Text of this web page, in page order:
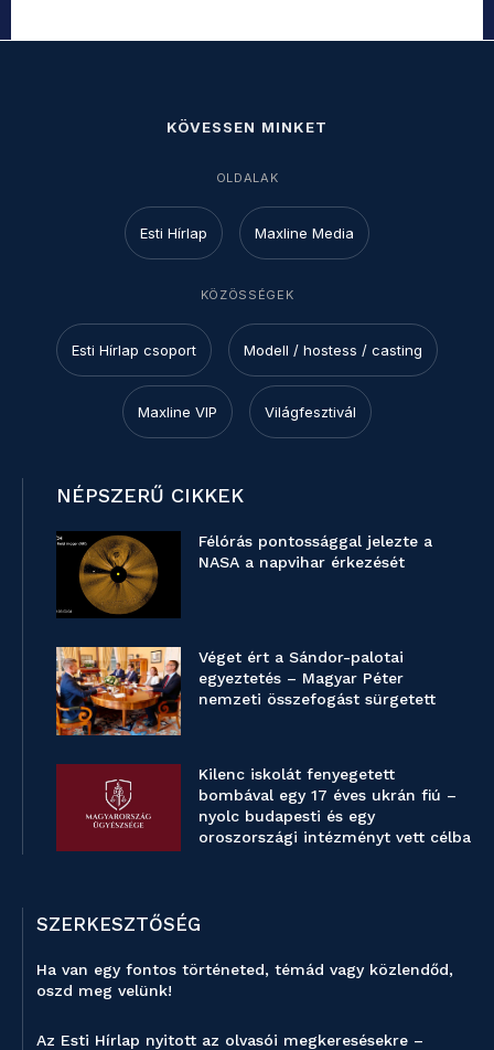
KÖVESSEN MINKET
OLDALAK
Esti Hírlap Maxline Media
KÖZÖSSÉGEK
Esti Hírlap csoport Modell / hostess / casting
Maxline VIP Világfesztivál
NÉPSZERŰ CIKKEK
Félórás pontossággal jelezte a
NASA a napvihar érkezését
Véget ért a Sándor-palotai
egyeztetés – Magyar Péter
nemzeti összefogást sürgetett
Kilenc iskolát fenyegetett
bombával egy 17 éves ukrán fiú –
nyolc budapesti és egy
oroszországi intézményt vett célba
SZERKESZTŐSÉG
Ha van egy fontos történeted, témád vagy közlendőd,
oszd meg velünk!
Az Esti Hírlap nyitott az olvasói megkeresésekre –